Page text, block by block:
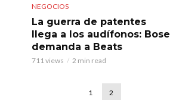
NEGOCIOS
La guerra de patentes
llega a los audífonos: Bose
demanda a Beats
711 views 2 min read
1 2